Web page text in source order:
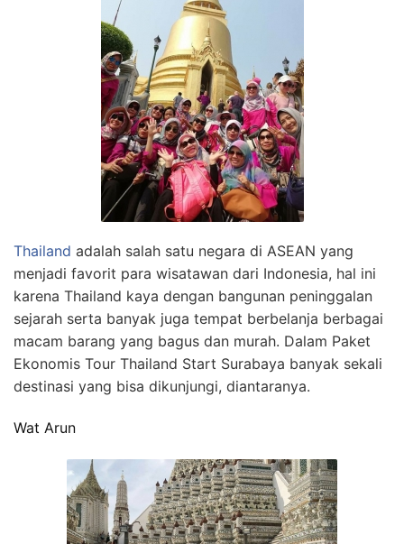
Thailand adalah salah satu negara di ASEAN yang
menjadi favorit para wisatawan dari Indonesia, hal ini
karena Thailand kaya dengan bangunan peninggalan
sejarah serta banyak juga tempat berbelanja berbagai
macam barang yang bagus dan murah. Dalam Paket
Ekonomis Tour Thailand Start Surabaya banyak sekali
destinasi yang bisa dikunjungi, diantaranya.
Wat Arun